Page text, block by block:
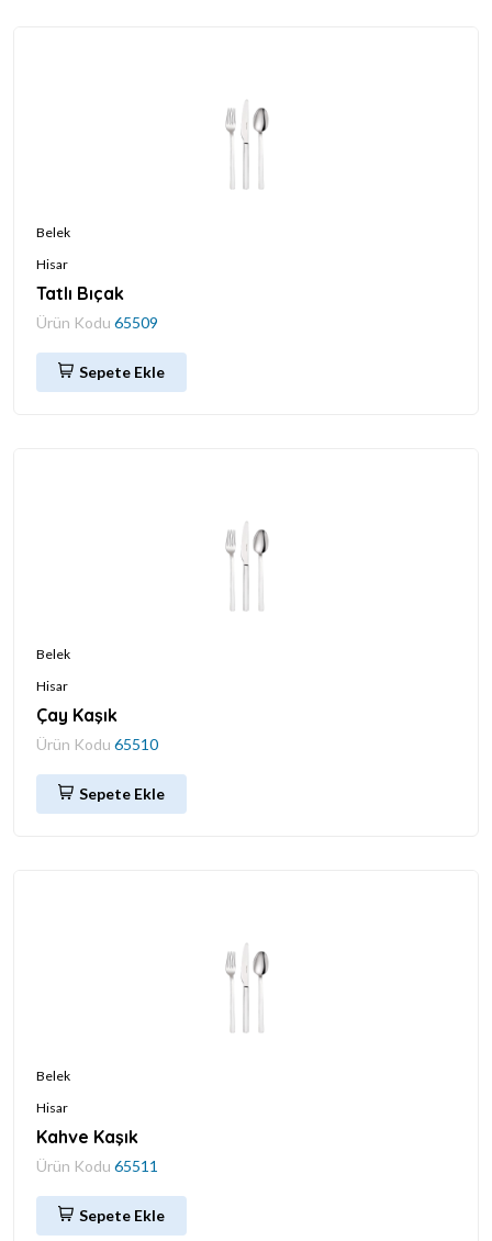
Belek
Hisar
Tatlı Bıçak
Ürün Kodu 65509
Sepete Ekle
Belek
Hisar
Çay Kaşık
Ürün Kodu 65510
Sepete Ekle
Belek
Hisar
Kahve Kaşık
Ürün Kodu 65511
Sepete Ekle